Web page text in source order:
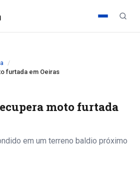
furtada em Oeiras
moto furtada
em um terreno baldio próximo